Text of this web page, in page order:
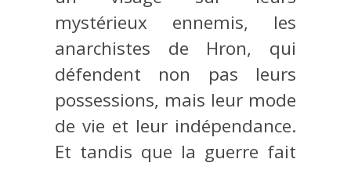
mystérieux ennemis, les
anarchistes de Hron, qui
défendent non pas leurs
possessions, mais leur mode
de vie et leur indépendance.
Et tandis que la guerre fait